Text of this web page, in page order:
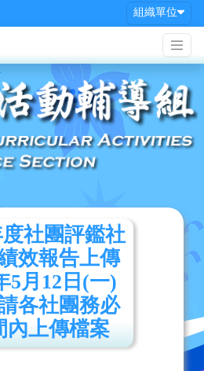
組織單位
度社團評鑑社
效報告上傳
5月12日(一)
各社團務必
內上傳檔案